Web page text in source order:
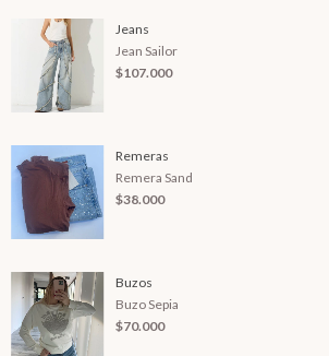
Jeans
Jean Sailor
$107.000
Remeras
Remera Sand
$38.000
Buzos
Buzo Sepia
$70.000